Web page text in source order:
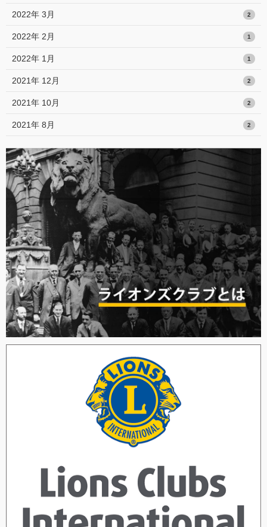
2022年 3月 2
2022年 2月 1
2022年 1月 1
2021年 12月 2
2021年 10月 2
2021年 8月 2